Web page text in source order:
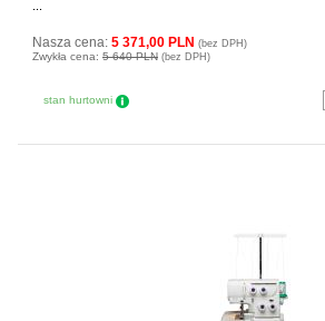
Nasza cena: 5 371,00 PLN (bez DPH)
Zwykła cena: 5 640 PLN (bez DPH)
stan hurtowni